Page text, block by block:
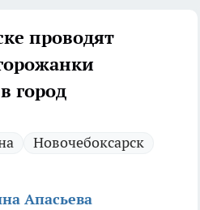
проводят
город
Новочебоксарск
Апасьева